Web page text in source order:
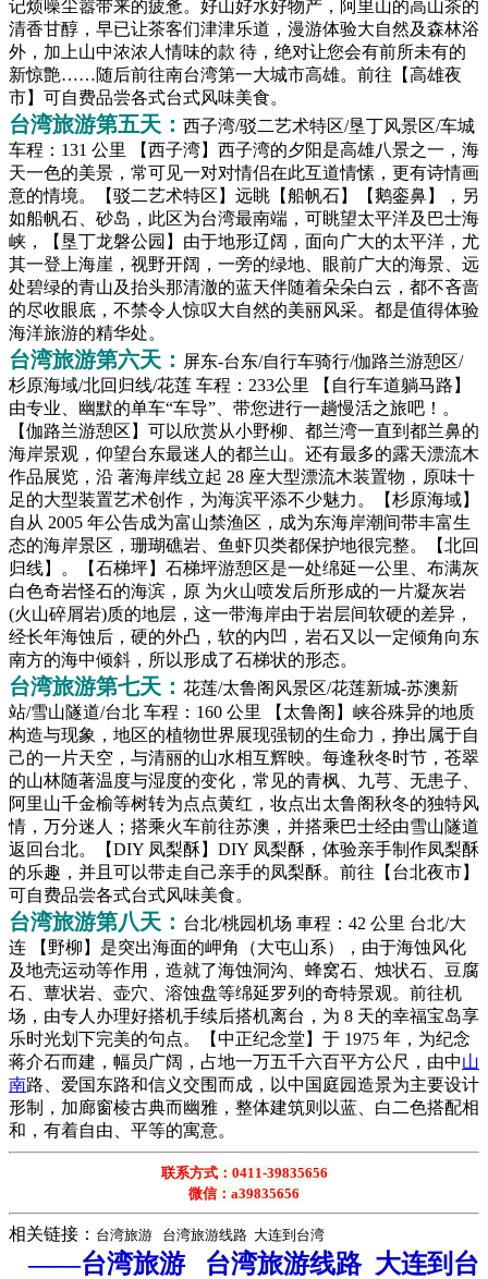
记烦噪尘嚣带来的疲惫。好山好水好物产，阿里山的高山茶的
清香甘醇，早已让茶客们津津乐道，漫游体验大自然及森林浴
外，加上山中浓浓人情味的款 待，绝对让您会有前所未有的
新惊艶……随后前往南台湾第一大城市高雄。前往【高雄夜
市】可自费品尝各式台式风味美食。
台湾旅游第五天： 西子湾/驳二艺术特区/垦丁风景区/车城
车程：131 公里 【西子湾】西子湾的夕阳是高雄八景之一，海
天一色的美景，常可见一对对情侣在此互道情愫，更有诗情画
意的情境。【驳二艺术特区】远眺【船帆石】【鹅銮鼻】，另
如船帆石、砂岛，此区为台湾最南端，可眺望太平洋及巴士海
峡，【垦丁龙磐公园】由于地形辽阔，面向广大的太平洋，尤
其一登上海崖，视野开阔，一旁的绿地、眼前广大的海景、远
处碧绿的青山及抬头那清澈的蓝天伴随着朵朵白云，都不吝啬
的尽收眼底，不禁令人惊叹大自然的美丽风采。都是值得体验
海洋旅游的精华处。
台湾旅游第六天： 屏东-台东/自行车骑行/伽路兰游憩区/
杉原海域/北回归线/花莲 车程：233公里
【自行车道躺马路】
由专业、幽默的单车“车导”、带您进行一趟慢活之旅吧！。
【伽路兰游憩区】可以欣赏从小野柳、都兰湾一直到都兰鼻的
海岸景观，仰望台东最迷人的都兰山。还有最多的露天漂流木
作品展览，沿 著海岸线立起 28 座大型漂流木装置物，原味十
足的大型装置艺术创作，为海滨平添不少魅力。【杉原海域】
自从 2005 年公告成为富山禁渔区，成为东海岸潮间带丰富生
态的海岸景区，珊瑚礁岩、鱼虾贝类都保护地很完整。【北回
归线】。【石梯坪】石梯坪游憩区是一处绵延一公里、布满灰
白色奇岩怪石的海滨，原 为火山喷发后所形成的一片凝灰岩
(火山碎屑岩)质的地层，这一带海岸由于岩层间软硬的差异，
经长年海蚀后，硬的外凸，软的内凹，岩石又以一定倾角向东
南方的海中倾斜，所以形成了石梯状的形态。
台湾旅游第七天： 花莲/太鲁阁风景区/花莲新城-苏澳新
站/雪山隧道/台北 车程：160 公里 【太鲁阁】峡谷殊异的地质
构造与现象，地区的植物世界展现强韧的生命力，挣出属于自
己的一片天空，与清丽的山水相互辉映。每逢秋冬时节，苍翠
的山林随著温度与湿度的变化，常见的青枫、九芎、无患子、
阿里山千金榆等树转为点点黄红，妆点出太鲁阁秋冬的独特风
情，万分迷人；搭乘火车前往苏澳，并搭乘巴士经由雪山隧道
返回台北。【DIY 凤梨酥】DIY 凤梨酥，体验亲手制作凤梨酥
的乐趣，并且可以带走自己亲手的凤梨酥。前往【台北夜市】
可自费品尝各式台式风味美食。
台湾旅游第八天： 台北/桃园机场 車程：42 公里 台北/大
连
【野柳】是突出海面的岬角（大屯山系），由于海蚀风化
及地壳运动等作用，造就了海蚀洞沟、蜂窝石、烛状石、豆腐
石、蕈状岩、壶穴、溶蚀盘等绵延罗列的奇特景观。前往机
场，由专人办理好搭机手续后搭机离台，为 8 天的幸福宝岛享
乐时光划下完美的句点。【中正纪念堂】于 1975 年，为纪念
蒋介石而建，幅员广阔，占地一万五千六百平方公尺，由中山
南路、爱国东路和信义交围而成，以中国庭园造景为主要设计
形制，加廊窗棱古典而幽雅，整体建筑则以蓝、白二色搭配相
和，有着自由、平等的寓意。
联系方式：0411-39835656
微信：a39835656
相关链接： 台湾旅游 台湾旅游线路 大连到台湾
——台湾旅游 台湾旅游线路大连到台